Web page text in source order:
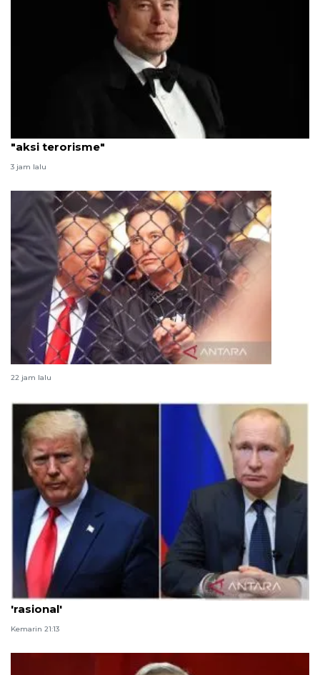
Elon Musk sebut vandalisme terhadap Tesla adalah
"aksi terorisme"
3 jam lalu
Elon Musk, bentuk lain anomali demokrasi AS
22 jam lalu
Trump gambarkan komunikasinya dengan Putin
'rasional'
Kemarin 21:13